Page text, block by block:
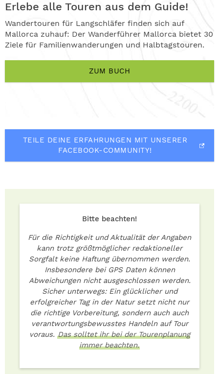
Erlebe alle Touren aus dem Guide!
Wandertouren für Langschläfer finden sich auf
Mallorca zuhauf: Der Wanderführer Mallorca bietet 30
Ziele für Familienwanderungen und Halbtagstouren.
ZUM BUCH
TEILE DEINE ERFAHRUNGEN MIT UNSERER
FACEBOOK-COMMUNITY!
Bitte beachten!
Für die Richtigkeit und Aktualität der Angaben
kann trotz größtmöglicher redaktioneller
Sorgfalt keine Haftung übernommen werden.
Insbesondere bei GPS Daten können
Abweichungen nicht ausgeschlossen werden.
Sicher unterwegs: Ein glücklicher und
erfolgreicher Tag in der Natur setzt nicht nur
die richtige Vorbereitung, sondern auch auch
verantwortungsbewusstes Handeln auf Tour
voraus. Das solltet ihr bei der Tourenplanung
immer beachten.